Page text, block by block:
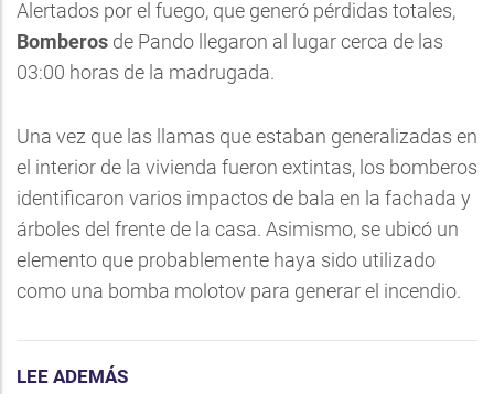
Alertados por el fuego, que generó pérdidas totales,
Bomberos de Pando llegaron al lugar cerca de las
03:00 horas de la madrugada.
Una vez que las llamas que estaban generalizadas en
el interior de la vivienda fueron extintas, los bomberos
identificaron varios impactos de bala en la fachada y
árboles del frente de la casa. Asimismo, se ubicó un
elemento que probablemente haya sido utilizado
como una bomba molotov para generar el incendio.
LEE ADEMÁS